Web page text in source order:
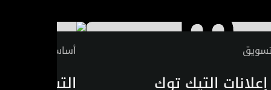
التيك توك
أساسيات التسويق
التسويق